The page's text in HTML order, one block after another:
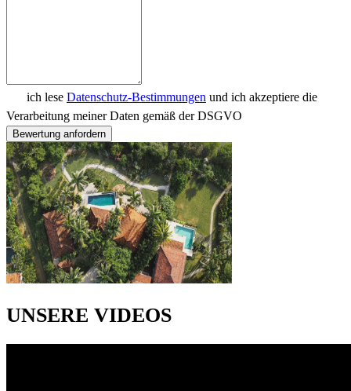
ich lese Datenschutz-Bestimmungen und ich akzeptiere die
Verarbeitung meiner Daten gemäß der DSGVO
Bewertung anfordern
UNSERE VIDEOS